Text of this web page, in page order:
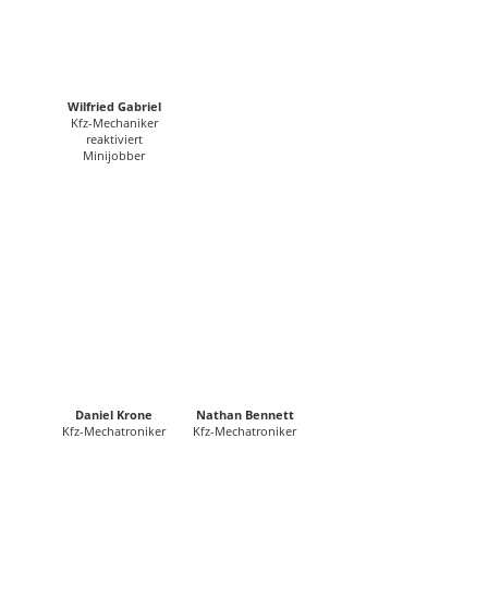
Wilfried Gabriel
Kfz-Mechaniker
reaktiviert
Minijobber
Daniel Krone
Kfz-Mechatroniker
Nathan Bennett
Kfz-Mechatroniker